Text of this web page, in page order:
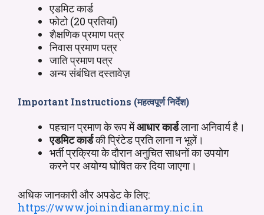
एडमिट कार्ड
फोटो (20 प्रतियां)
शैक्षणिक प्रमाण पत्र
निवास प्रमाण पत्र
जाति प्रमाण पत्र
अन्य संबंधित दस्तावेज़
Important Instructions (महत्वपूर्ण निर्देश)
पहचान प्रमाण के रूप मेंआधार कार्डलाना अनिवार्य है।
एडमिट कार्डकी प्रिंटेड प्रति लाना न भूलें।
भर्ती प्रक्रिया के दौरान अनुचित साधनों का उपयोग
करने पर अयोग्य घोषित कर दिया जाएगा।
अधिक जानकारी और अपडेट के लिए:
https://www.joinindianarmy.nic.in